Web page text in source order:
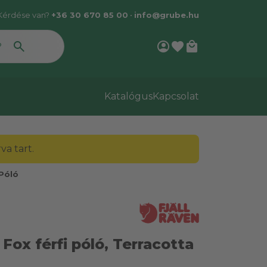
van? +36 30 670 85 00 • info@grube.hu
account_circlefavorite local_mall
KatalógusKapcsolat
tart.
férfi póló, Terracotta